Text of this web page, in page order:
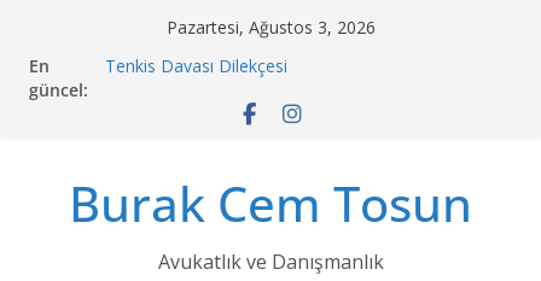
content
Pazartesi, Ağustos 3, 2026
En
güncel:
Tenkis Davası Dilekçesi
Fiziksel Şiddet Sebebiyle Boşanma Davası
Vasiyetname Nedir, Çeşitleri Nelerdir, Nasıl
Düzenlenir?
Burak Cem Tosun
Avukatlık ve Danışmanlık